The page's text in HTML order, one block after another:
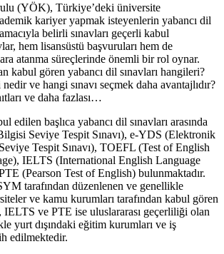
(YÖK), Türkiye’deki üniversite
kariyer yapmak isteyenlerin yabancı dil
belirli sınavları geçerli kabul
hem lisansüstü başvuruları hem de
atanma süreçlerinde önemli bir rol oynar.
kabul gören yabancı dil sınavları hangileri?
ve hangi sınavı seçmek daha avantajlıdır?
ve daha fazlası…
edilen başlıca yabancı dil sınavları arasında
Seviye Tespit Sınavı), e-YDS (Elektronik
Tespit Sınavı), TOEFL (Test of English
IELTS (International English Language
(Pearson Test of English) bulunmaktadır.
tarafından düzenlenen ve genellikle
ve kamu kurumları tarafından kabul gören
IELTS ve PTE ise uluslararası geçerliliği olan
yurt dışındaki eğitim kurumları ve iş
edilmektedir.